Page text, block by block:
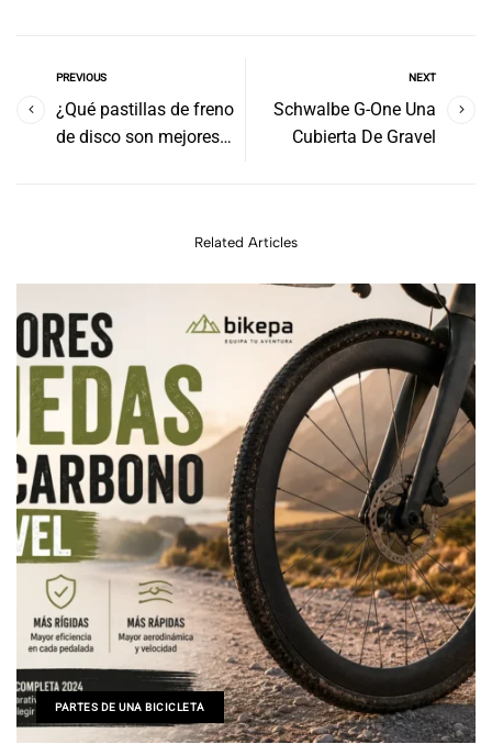
PREVIOUS
¿Qué pastillas de freno
de disco son mejores
NEXT
Schwalbe G-One Una
Cubierta De Gravel
Related Articles
PARTES DE UNA BICICLETA